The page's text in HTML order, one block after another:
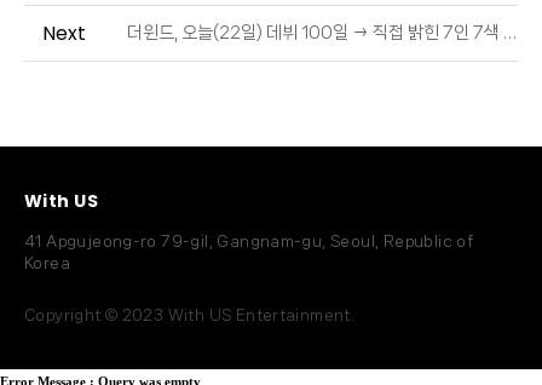
Next 더윈드, 오늘(22일) 데뷔 100일 → 직접 밝힌 7인 7색 '땡스투' (출처 : OSEN | 네이버 TV연예)
With US
41 Apgujeong-ro 79-gil, Gangnam-gu, Seoul, Republic of
Korea
Copyright © 2023 With US Entertainment.
Error Message : Query was empty